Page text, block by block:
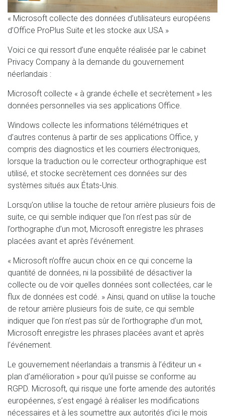
« Microsoft collecte des données d’utilisateurs européens
d’Office ProPlus Suite et les stocke aux USA »
Voici ce qui ressort d’une enquête réalisée par le cabinet
Privacy Company à la demande du gouvernement
néerlandais :
Microsoft collecte « à grande échelle et secrètement » les
données personnelles via ses applications Office.
Windows collecte les informations télémétriques et
d’autres contenus à partir de ses applications Office, y
compris des diagnostics et les courriers électroniques,
lorsque la traduction ou le correcteur orthographique est
utilisé, et stocke secrètement ces données sur des
systèmes situés aux États-Unis.
Lorsqu’on utilise la touche de retour arrière plusieurs fois de
suite, ce qui semble indiquer que l’on n’est pas sûr de
l’orthographe d’un mot, Microsoft enregistre les phrases
placées avant et après l’événement.
« Microsoft n’offre aucun choix en ce qui concerne la
quantité de données, ni la possibilité de désactiver la
collecte ou de voir quelles données sont collectées, car le
flux de données est codé. » Ainsi, quand on utilise la touche
de retour arrière plusieurs fois de suite, ce qui semble
indiquer que l’on n’est pas sûr de l’orthographe d’un mot,
Microsoft enregistre les phrases placées avant et après
l’événement.
Le gouvernement néerlandais a transmis à l’éditeur un «
plan d’amélioration » pour qu'il puisse se conforme au
RGPD. Microsoft, qui risque une forte amende des autorités
européennes, s’est engagé à réaliser les modifications
nécessaires et à les soumettre aux autorités d’ici le mois